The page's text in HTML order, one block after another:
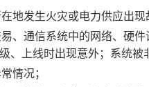
地发生火灾或电力供应出
、通信系统中的网络、硬
、上线时出现意外；系统
情况；